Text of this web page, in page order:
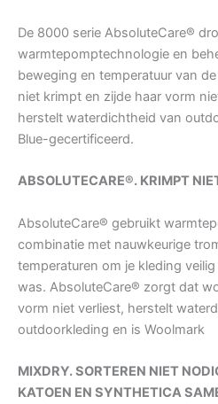
De 8000 serie AbsoluteCare®
warmtepomptechnologie en
beweging en temperatuur van
niet krimpt en zijde haar vorm
herstelt waterdichtheid van
Blue-gecertificeerd.
ABSOLUTECARE®. KRIMPT
AbsoluteCare® gebruikt
combinatie met nauwkeurige
temperaturen om je kleding
was. AbsoluteCare® zorgt dat
vorm niet verliest, herstelt
outdoorkleding en is Woolmark
MIXDRY. SORTEREN NIET
KATOEN EN SYNTHETICA